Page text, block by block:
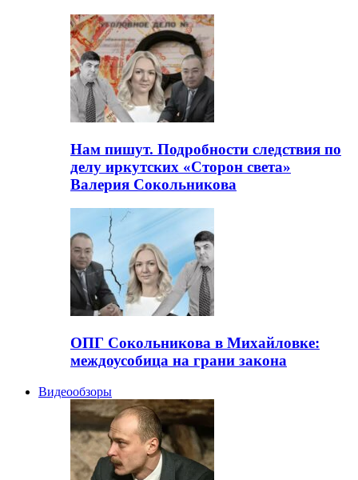
Нам пишут. Подробности следствия по
делу иркутских «Сторон света»
Валерия Сокольникова
ОПГ Сокольникова в Михайловке:
междоусобица на грани закона
Видеообзоры